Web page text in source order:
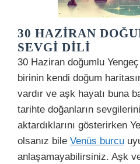
30 HAZIRAN
SEVGI DILI
30 Haziran doğumlu
birinin kendi doğum
vardır ve aşk hayatı buna
tarihte doğanların
aktardıklarını gösterirken
olsanız bile Venüs burcu
anlaşamayabilirsiniz. Aşk